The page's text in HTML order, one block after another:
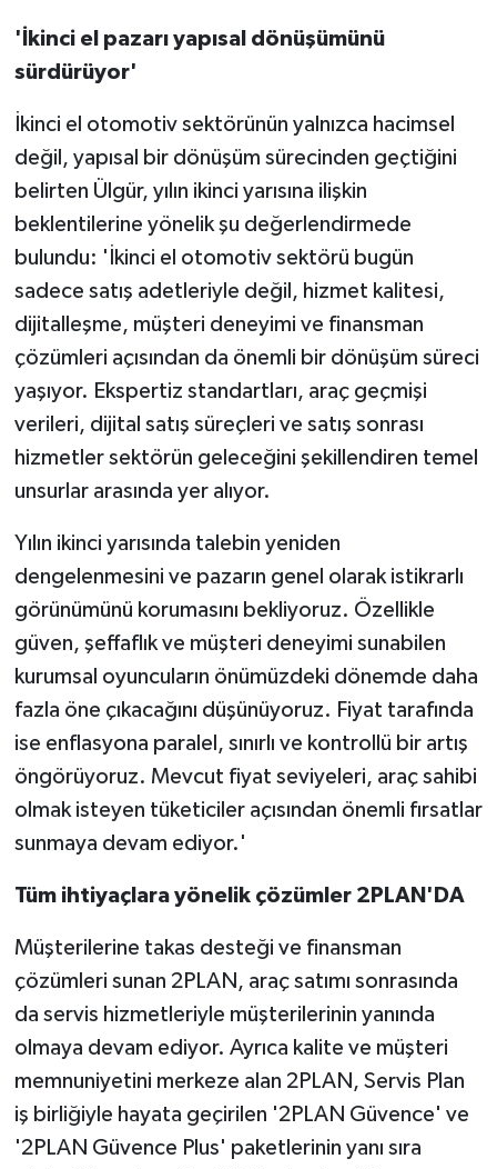
'İkinci el pazarı yapısal dönüşümünü
sürdürüyor'
İkinci el otomotiv sektörünün yalnızca hacimsel
değil, yapısal bir dönüşüm sürecinden geçtiğini
belirten Ülgür, yılın ikinci yarısına ilişkin
beklentilerine yönelik şu değerlendirmede
bulundu: 'İkinci el otomotiv sektörü bugün
sadece satış adetleriyle değil, hizmet kalitesi,
dijitalleşme, müşteri deneyimi ve finansman
çözümleri açısından da önemli bir dönüşüm süreci
yaşıyor. Ekspertiz standartları, araç geçmişi
verileri, dijital satış süreçleri ve satış sonrası
hizmetler sektörün geleceğini şekillendiren temel
unsurlar arasında yer alıyor.
Yılın ikinci yarısında talebin yeniden
dengelenmesini ve pazarın genel olarak istikrarlı
görünümünü korumasını bekliyoruz. Özellikle
güven, şeffaflık ve müşteri deneyimi sunabilen
kurumsal oyuncuların önümüzdeki dönemde daha
fazla öne çıkacağını düşünüyoruz. Fiyat tarafında
ise enflasyona paralel, sınırlı ve kontrollü bir artış
öngörüyoruz. Mevcut fiyat seviyeleri, araç sahibi
olmak isteyen tüketiciler açısından önemli fırsatlar
sunmaya devam ediyor.'
Tüm ihtiyaçlara yönelik çözümler 2PLAN'DA
Müşterilerine takas desteği ve finansman
çözümleri sunan 2PLAN, araç satımı sonrasında
da servis hizmetleriyle müşterilerinin yanında
olmaya devam ediyor. Ayrıca kalite ve müşteri
memnuniyetini merkeze alan 2PLAN, Servis Plan
iş birliğiyle hayata geçirilen '2PLAN Güvence' ve
'2PLAN Güvence Plus' paketlerinin yanı sıra